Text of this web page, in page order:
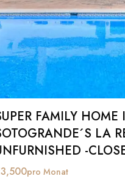
FAMILY HOME
LA
-
3,500pro Monat